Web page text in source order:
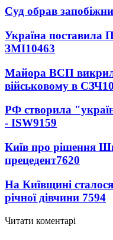
Суд обрав
Україна поставила
ЗМІ10463
Майора ВСП
військовому в СЗЧ
РФ створила
- ISW9159
Київ про рішення
прецедент7620
На Київщині
річної дівчини 7594
Читати коментарі